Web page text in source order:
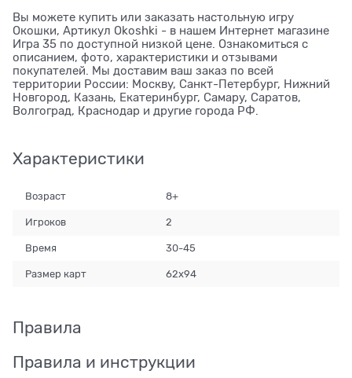
Вы можете купить или заказать настольную игру
Окошки, Артикул Okoshki - в нашем Интернет магазине
Игра 35 по доступной низкой цене. Ознакомиться с
описанием, фото, характеристики и отзывами
покупателей. Мы доставим ваш заказ по всей
территории России: Москву, Санкт-Петербург, Нижний
Новгород, Казань, Екатеринбург, Самару, Саратов,
Волгоград, Краснодар и другие города РФ.
Характеристики
Возраст 8+
Игроков 2
Время 30-45
Размер карт 62x94
Правила
Правила и инструкции